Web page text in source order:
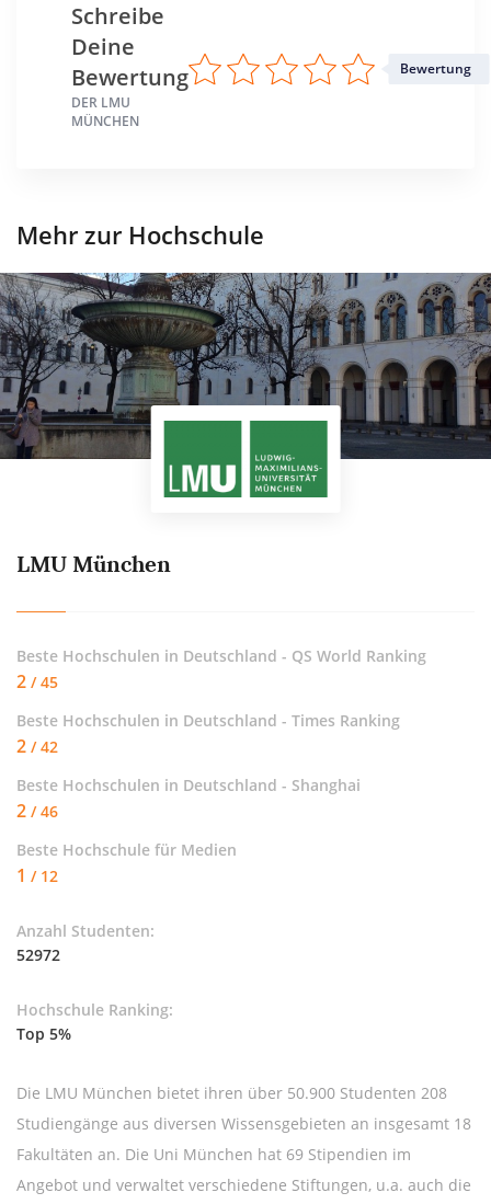
Standort
München >> München
Schreibe
Deine
Bewertung
DER LMU
MÜNCHEN
Bewertung
Mehr zur Hochschule
LMU München
Beste Hochschulen in Deutschland - QS World Ranking
2 / 45
Beste Hochschulen in Deutschland - Times Ranking
2 / 42
Beste Hochschulen in Deutschland - Shanghai
2 / 46
Beste Hochschule für Medien
1 / 12
Anzahl Studenten:
52972
Hochschule Ranking:
Top 5%
Die LMU München bietet ihren über 50.900 Studenten 208
Studiengänge aus diversen Wissensgebieten an insgesamt 18
Fakultäten an. Die Uni München hat 69 Stipendien im
Angebot und verwaltet verschiedene Stiftungen, u.a. auch die